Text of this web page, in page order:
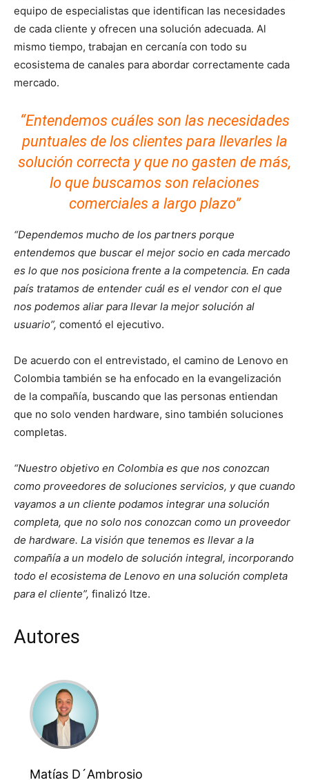
equipo de especialistas que identifican las necesidades
de cada cliente y ofrecen una solución adecuada. Al
mismo tiempo, trabajan en cercanía con todo su
ecosistema de canales para abordar correctamente cada
mercado.
“Entendemos cuáles son las necesidades
puntuales de los clientes para llevarles la
solución correcta y que no gasten de más,
lo que buscamos son relaciones
comerciales a largo plazo”
“Dependemos mucho de los partners porque
entendemos que buscar el mejor socio en cada mercado
es lo que nos posiciona frente a la competencia. En cada
país tratamos de entender cuál es el vendor con el que
nos podemos aliar para llevar la mejor solución al
usuario”, comentó el ejecutivo.
De acuerdo con el entrevistado, el camino de Lenovo en
Colombia también se ha enfocado en la evangelización
de la compañía, buscando que las personas entiendan
que no solo venden hardware, sino también soluciones
completas.
“Nuestro objetivo en Colombia es que nos conozcan
como proveedores de soluciones servicios, y que cuando
vayamos a un cliente podamos integrar una solución
completa, que no solo nos conozcan como un proveedor
de hardware. La visión que tenemos es llevar a la
compañía a un modelo de solución integral, incorporando
todo el ecosistema de Lenovo en una solución completa
para el cliente”, finalizó Itze.
Autores
Matías D´Ambrosio